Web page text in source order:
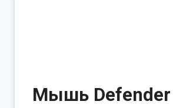
Мышь Defender